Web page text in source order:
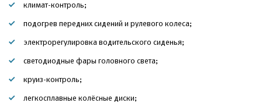
климат-контроль;
подогрев передних сидений и рулевого колеса;
электрорегулировка водительского сиденья;
светодиодные фары головного света;
круиз-контроль;
легкосплавные колёсные диски;